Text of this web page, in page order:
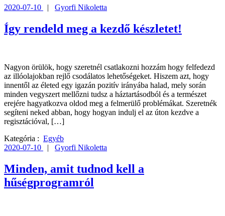
2020-07-10 | Gyorfi Nikoletta
Így rendeld meg a kezdő készletet!
Nagyon örülök, hogy szeretnél csatlakozni hozzám hogy felfedezd
az illóolajokban rejlő csodálatos lehetőségeket. Hiszem azt, hogy
innentől az életed egy igazán pozitív irányába halad, mely során
minden vegyszert mellőzni tudsz a háztartásodból és a természet
erejére hagyatkozva oldod meg a felmerülő problémákat. Szeretnék
segíteni neked abban, hogy hogyan indulj el az úton kezdve a
regisztációval, […]
Kategória : Egyéb
2020-07-10
| Gyorfi Nikoletta
Minden, amit tudnod kell a
hűségprogramról